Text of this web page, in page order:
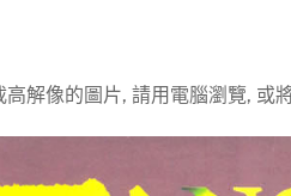
解像的圖片, 請用電腦瀏覽, 或